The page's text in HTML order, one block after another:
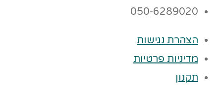
050-6289020
הצהרת נגישות
מדיניות פרטיות
תקנון